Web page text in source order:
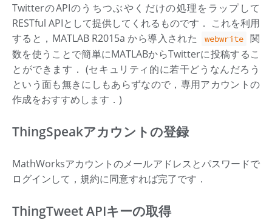
TwitterのAPIのうちつぶやくだけの処理をラップして
RESTful APIとして提供してくれるものです． これを利用
すると，MATLAB R2015a から導入された
webwrite
関
数を使うことで簡単にMATLABからTwitterに投稿するこ
とができます． (セキュリティ的に若干どうなんだろう
という面も無きにしもあらずなので，専用アカウントの
作成をおすすめします．)
ThingSpeakアカウントの登録
MathWorksアカウントのメールアドレスとパスワードで
ログインして，規約に同意すれば完了です．
ThingTweet APIキーの取得